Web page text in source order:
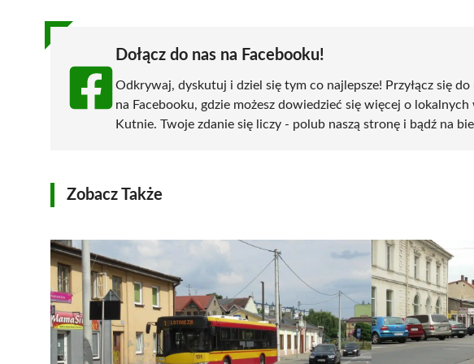
Dołącz do nas na Facebooku!
Odkrywaj, dyskutuj i dziel się tym co najlepsze! Przyłącz się do
na Facebooku, gdzie możesz dowiedzieć się więcej o
Kutnie. Twoje zdanie się liczy - polub naszą stronę i bądź na
Zobacz Także